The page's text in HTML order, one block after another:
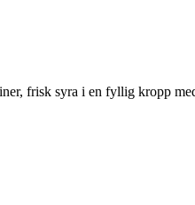
frisk syra i en fyllig kropp